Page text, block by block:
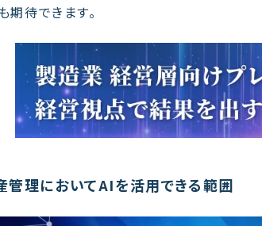
期待できます。
管理においてAIを活用できる範囲